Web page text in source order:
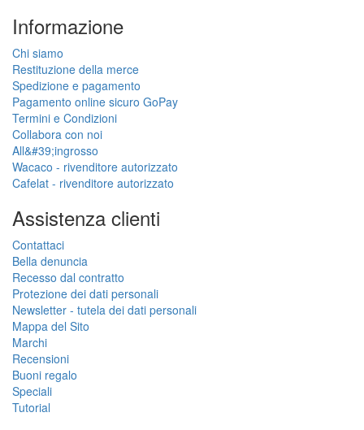
Informazione
Chi siamo
Restituzione della merce
Spedizione e pagamento
Pagamento online sicuro GoPay
Termini e Condizioni
Collabora con noi
All&#39;ingrosso
Wacaco - rivenditore autorizzato
Cafelat - rivenditore autorizzato
Assistenza clienti
Contattaci
Bella denuncia
Recesso dal contratto
Protezione dei dati personali
Newsletter - tutela dei dati personali
Mappa del Sito
Marchi
Recensioni
Buoni regalo
Speciali
Tutorial